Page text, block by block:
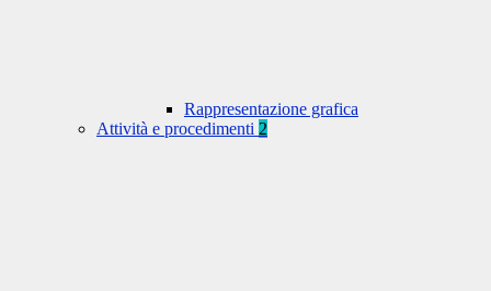
Rappresentazione grafica
Attività e procedimenti 2